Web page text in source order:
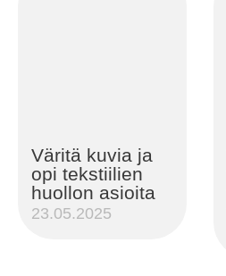
Väritä kuvia ja
opi tekstiilien
huollon asioita
23.05.2025